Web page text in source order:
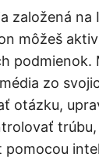
založená na
môžeš
podmienok.
zo
otázku,
pomocou